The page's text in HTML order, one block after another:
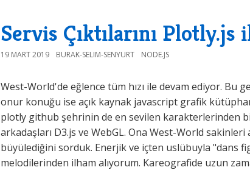
Servis Çıktılarını
19 MART 2019 BURAK-SELIM-SENYURT NODE.JS
West-World'de eğlence tüm hızı ile devam ediyor. Bu
onur konuğu ise açık kaynak javascript grafik
plotly github şehrinin de en sevilen karakterlerinden
arkadaşları D3.js ve WebGL. Ona West-World
büyülediğini sorduk. Enerjik ve içten uslübuyla "dans
melodilerinden ilham alıyorum. Kareografide uzun